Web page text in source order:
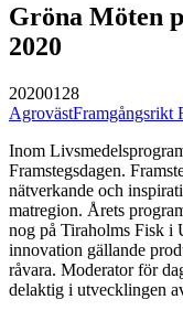
Gröna Möten
2020
20200128
AgrovästFramgångsrikt
Inom
Framstegsdagen.
nätverkande och
matregion. Årets
nog på Tiraholms Fisk i
innovation gällande
råvara. Moderator för
delaktig i utvecklingen